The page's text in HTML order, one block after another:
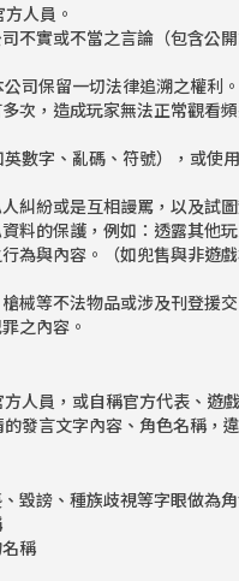
人員。
不實或不當之言論（包含公
司保留一切法律追溯之權利。
次，造成玩家無法正常觀看
數字、亂碼、符號），或使
糾紛或是互相謾罵，以及試
料的保護，例如：透露其他
為與內容。（如兜售與非遊
械等不法物品或涉及刊登援
之內容。
人員，或自稱官方代表、遊
發言文字內容、角色名稱，
毀謗、種族歧視等字眼做為
稱